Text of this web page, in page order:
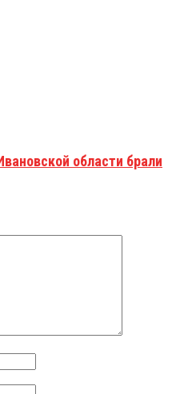
области брали